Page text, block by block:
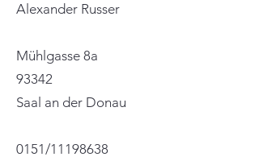
Alexander Russer
Mühlgasse 8a
93342
Saal an der Donau
0151/11198638